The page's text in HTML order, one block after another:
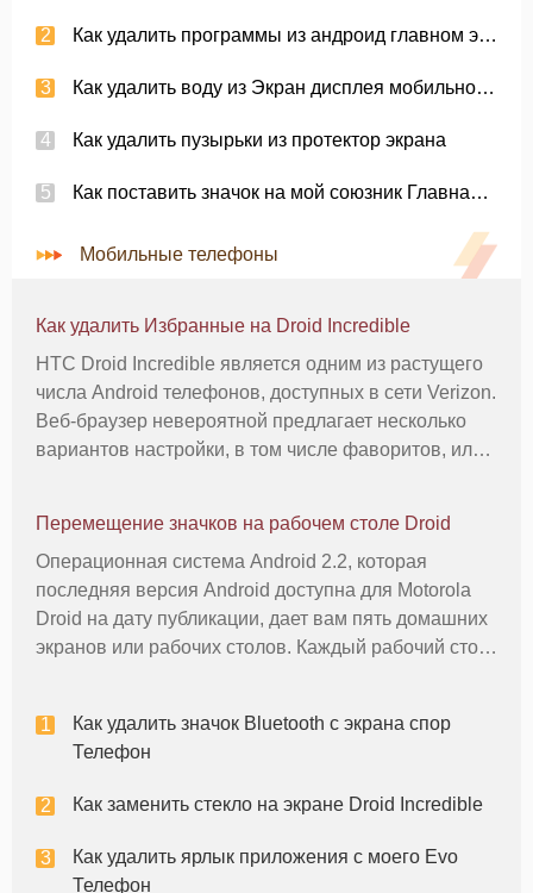
Как удалить программы из андроид главном экране
Как удалить воду из Экран дисплея мобильного телефона в
Как удалить пузырьки из протектор экрана
Как поставить значок на мой союзник Главная страница
Мобильные телефоны
Как удалить Избранные на Droid Incredible
HTC Droid Incredible является одним из растущего
числа Android телефонов, доступных в сети Verizon.
Веб-браузер невероятной предлагает несколько
вариантов настройки, в том числе фаворитов, или
удобно, хотя с
Перемещение значков на рабочем столе Droid
Операционная система Android 2.2, которая
последняя версия Android доступна для Motorola
Droid на дату публикации, дает вам пять домашних
экранов или рабочих столов. Каждый рабочий стол
приложение с краном, и
Как удалить значок Bluetooth с экрана спор
Телефон
Как заменить стекло на экране Droid Incredible
Как удалить ярлык приложения с моего Evo
Телефон